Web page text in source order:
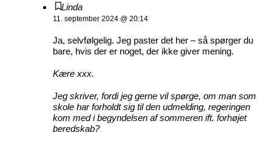
Linda
11. september 2024 @ 20:14
Ja, selvfølgelig. Jeg paster det her – så spørger du
bare, hvis der er noget, der ikke giver mening.
Kære xxx.
Jeg skriver, fordi jeg gerne vil spørge, om man som
skole har forholdt sig til den udmelding, regeringen
kom med i begyndelsen af sommeren ift. forhøjet
beredskab?